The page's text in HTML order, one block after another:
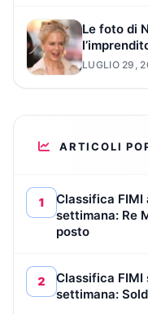
Le foto di
LUGLIO 29,
ARTICOLI
1
Classifica FIMI
settimana: Re
posto
2
Classifica FIMI
settimana: